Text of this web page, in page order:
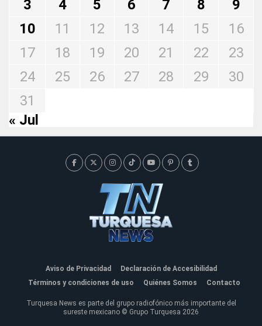
3
4 5 6 7 8
9
10
11 12 13 14 15
16
17
18 19 20 21 22
23
24
25 26 27 28 29
30
31
« Jul
Aviso de Privacidad
Declaración de Accesibilidad
Términos y condiciones de uso
Quiénes Somos Contacto
Turquesa News es parte del grupo radiofónico más importante del
sureste mexicano © Grupo Turquesa 2026